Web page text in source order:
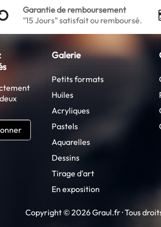
Garantie de remboursement
"15 Jours" satisfait ou remboursé.
Galerie
Petits formats
Huiles
Acryliques
Pastels
Aquarelles
Dessins
Tirage d'art
En exposition
Copyright © 2026 Graul.fr · Tous